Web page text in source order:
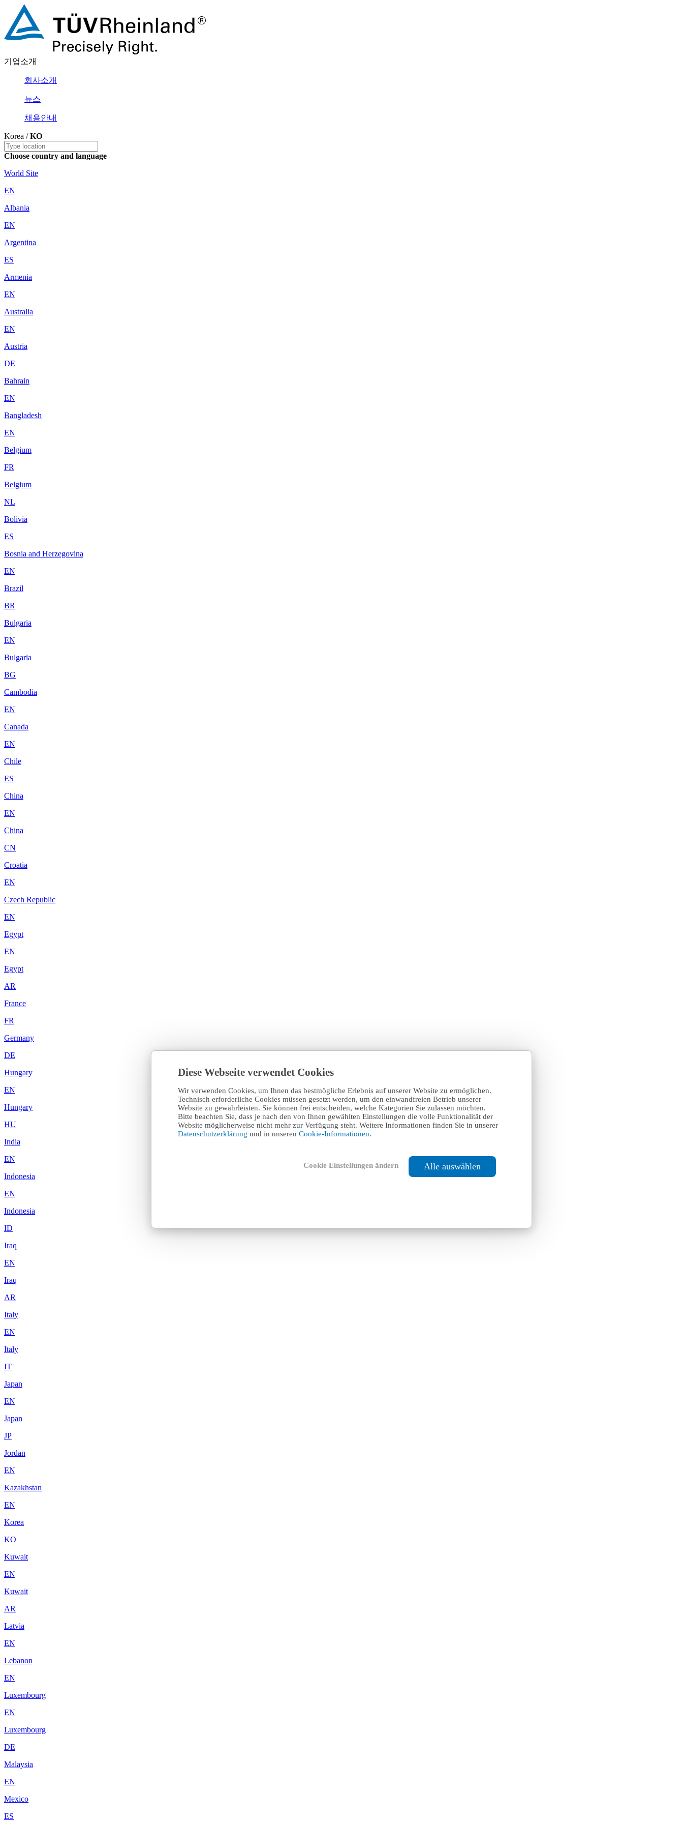
Diese Webseite verwendet Cookies
Wir verwenden Cookies, um Ihnen das bestmögliche Erlebnis auf unserer Website zu ermöglichen.
Technisch erforderliche Cookies müssen gesetzt werden, um den einwandfreien Betrieb unserer
Website zu gewährleisten. Sie können frei entscheiden, welche Kategorien Sie zulassen möchten.
Bitte beachten Sie, dass je nach den von Ihnen gewählten Einstellungen die volle Funktionalität der
Website möglicherweise nicht mehr zur Verfügung steht. Weitere Informationen finden Sie in unserer
Datenschutzerklärung und in unseren Cookie-Informationen.
Cookie Einstellungen ändern Alle auswählen
기업소개
회사소개
뉴스
채용안내
Korea /KO
Choose country and language
World Site
EN
Albania
EN
Argentina
ES
Armenia
EN
Australia
EN
Austria
DE
Bahrain
EN
Bangladesh
EN
Belgium
FR
Belgium
NL
Bolivia
ES
Bosnia and Herzegovina
EN
Brazil
BR
Bulgaria
EN
Bulgaria
BG
Cambodia
EN
Canada
EN
Chile
ES
China
EN
China
CN
Croatia
EN
Czech Republic
EN
Egypt
EN
Egypt
AR
France
FR
Germany
DE
Hungary
EN
Hungary
HU
India
EN
Indonesia
EN
Indonesia
ID
Iraq
EN
Iraq
AR
Italy
EN
Italy
IT
Japan
EN
Japan
JP
Jordan
EN
Kazakhstan
EN
Korea
KO
Kuwait
EN
Kuwait
AR
Latvia
EN
Lebanon
EN
Luxembourg
EN
Luxembourg
DE
Malaysia
EN
Mexico
ES